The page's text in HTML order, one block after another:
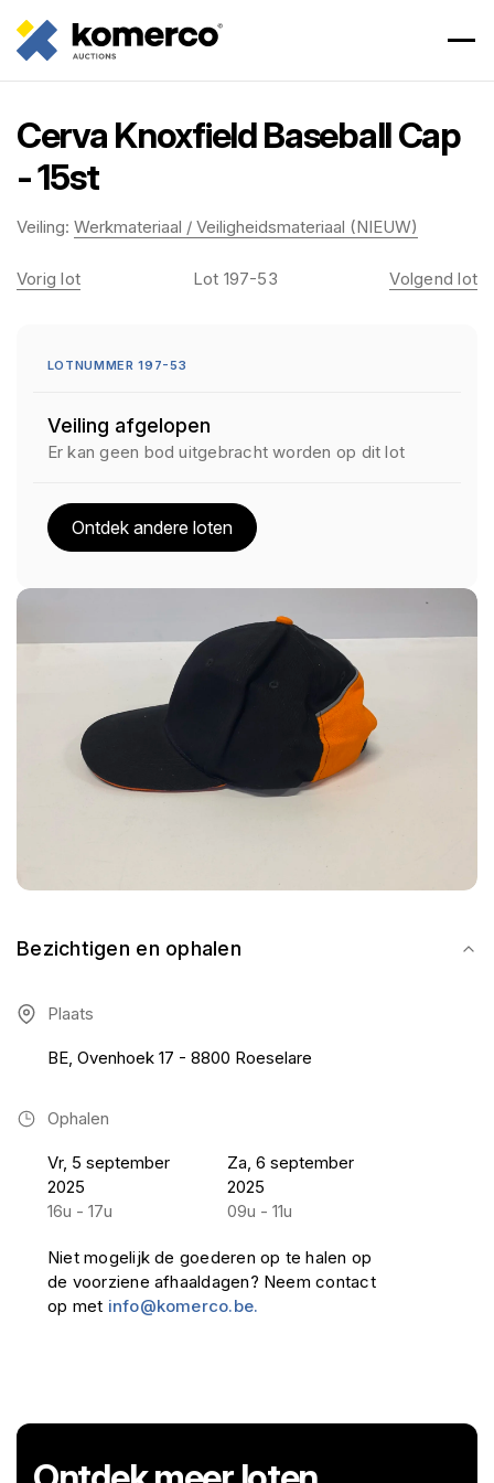
Cerva Knoxfield Baseball Cap
- 15st
Veiling: Werkmateriaal / Veiligheidsmateriaal (NIEUW)
Bezichtigen en ophalen
Plaats
BE, Ovenhoek 17 - 8800 Roeselare
Ophalen
Vr, 5 september
2025
16u - 17u
Za, 6 september
2025
09u - 11u
Niet mogelijk de goederen op te halen op
de voorziene afhaaldagen? Neem contact
op met info@komerco.be.
Vorig lot Lot 197-53 Volgend lot
LOTNUMMER 197-53
Veiling afgelopen
Er kan geen bod uitgebracht worden op dit lot
Ontdek andere loten